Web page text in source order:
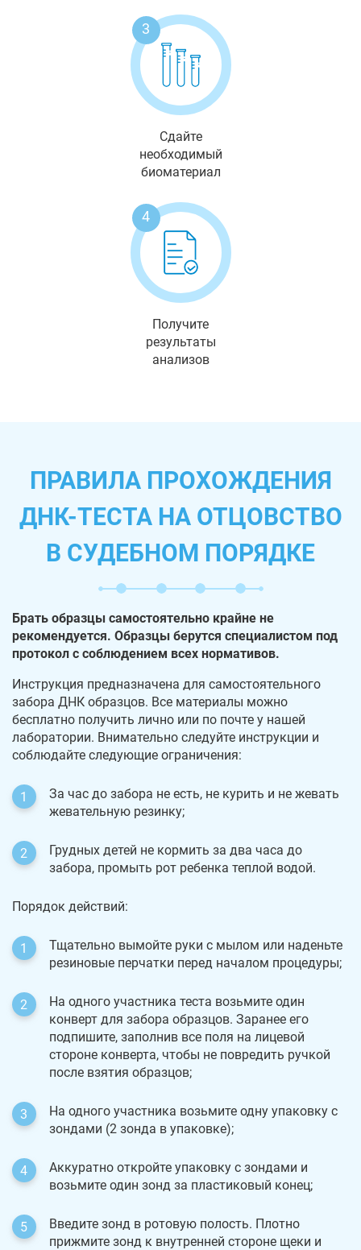
3
Сдайте
необходимый
биоматериал
4
Получите
результаты
анализов
ПРАВИЛА ПРОХОЖДЕНИЯ
ДНК-ТЕСТА НА ОТЦОВСТВО
В СУДЕБНОМ ПОРЯДКЕ
Брать образцы самостоятельно крайне не
рекомендуется. Образцы берутся специалистом под
протокол с соблюдением всех нормативов.
Инструкция предназначена для самостоятельного
забора ДНК образцов. Все материалы можно
бесплатно получить лично или по почте у нашей
лаборатории. Внимательно следуйте инструкции и
соблюдайте следующие ограничения:
За час до забора не есть, не курить и не жевать
жевательную резинку;
Грудных детей не кормить за два часа до
забора, промыть рот ребенка теплой водой.
Порядок действий:
Тщательно вымойте руки с мылом или наденьте
резиновые перчатки перед началом процедуры;
На одного участника теста возьмите один
конверт для забора образцов. Заранее его
подпишите, заполнив все поля на лицевой
стороне конверта, чтобы не повредить ручкой
после взятия образцов;
На одного участника возьмите одну упаковку с
зондами (2 зонда в упаковке);
Аккуратно откройте упаковку с зондами и
возьмите один зонд за пластиковый конец;
Введите зонд в ротовую полость. Плотно
прижмите зонд к внутренней стороне щеки и